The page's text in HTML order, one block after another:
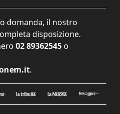
domanda, il nostro
disposizione.
02 89362545 o
.